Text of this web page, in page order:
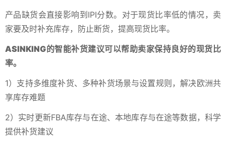
产品缺货会直接影响到IPI分数。对于现货比率低的情况，卖
家要及时补充库存，防止断货，提高现货比率。
ASINKING的智能补货建议可以帮助卖家保持良好的现货比
率。
1）支持多维度补货、多种补货场景与设置规则，解决欧洲共
享库存难题
2）实时更新FBA库存与在途、本地库存与在途等数据，科学
提供补货建议